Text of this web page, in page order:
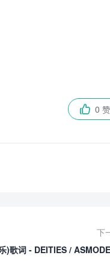
 0 赞
下
)歌词 - DEITIES /